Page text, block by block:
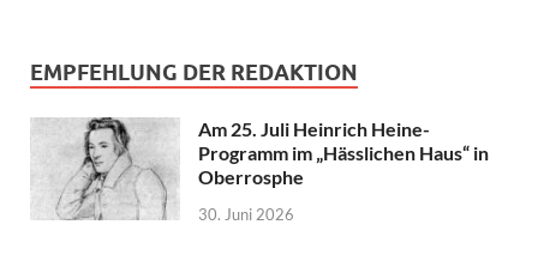
EMPFEHLUNG DER REDAKTION
Am 25. Juli Heinrich Heine-
Programm im „Hässlichen Haus“ in
Oberrosphe
30. Juni 2026